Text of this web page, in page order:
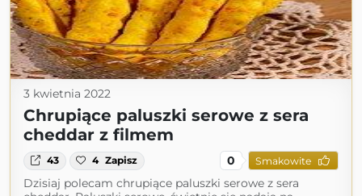
3 kwietnia 2022
Chrupiące paluszki serowe z sera
cheddar z filmem
43 4 Zapisz 0 Smakowite
Dzisiaj polecam chrupiące paluszki serowe z sera